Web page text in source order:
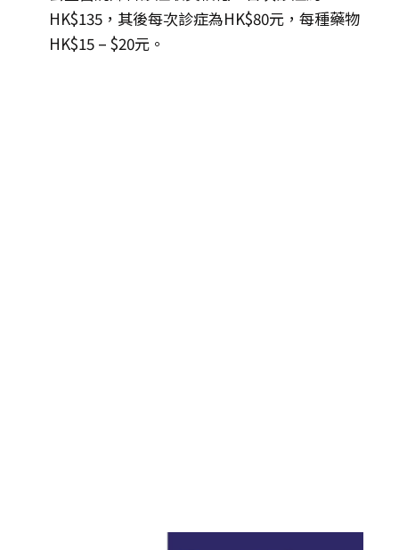
HK$135，其後每次診症為HK$80元，每種藥物
HK$15 – $20元。